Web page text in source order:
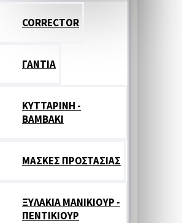
CORRECTOR
ΓΑΝΤΙΑ
ΚΥΤΤΑΡΙΝΗ -
ΒΑΜΒΑΚΙ
ΜΑΣΚΕΣ ΠΡΟΣΤΑΣΙΑΣ
ΞΥΛΑΚΙΑ ΜΑΝΙΚΙΟΥΡ -
ΠΕΝΤΙΚΙΟΥΡ